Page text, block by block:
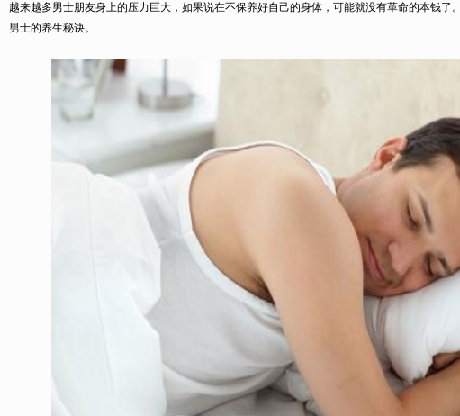
越来越多男士朋友身上的压力巨大，如果说在不保养好自己的身体，可能就没有革命的本钱了
男士的养生秘诀。